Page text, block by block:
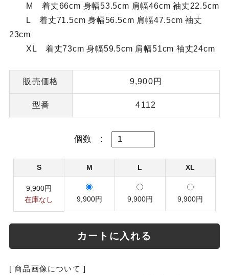
M 着丈66cm 身幅53.5cm 肩幅46cm 袖丈22.5cm
L 着丈71.5cm 身幅56.5cm 肩幅47.5cm 袖丈
23cm
XL 着丈73cm 身幅59.5cm 肩幅51cm 袖丈24cm
販売価格 9,900円
型番 4112
個数 :
S M L XL
9,900円
在庫なし
9,900円 9,900円 9,900円
カートに入れる
[ 商品画像について ]